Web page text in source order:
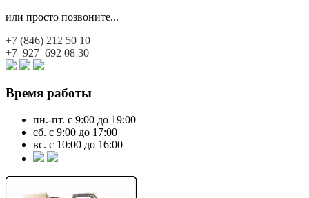
или просто позвоните...
+7 (846) 212 50 10
+7 927 692 08 30
Время работы
пн.-пт. с 9:00 до 19:00
сб. с 9:00 до 17:00
вс. с 10:00 до 16:00